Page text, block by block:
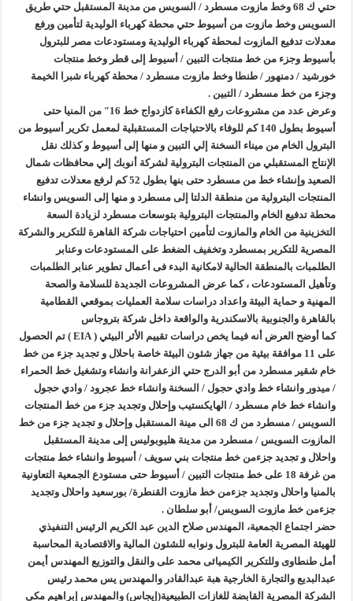
حتي ك 68 وخط مازوت مسطرد / السويس من مدينة المستقبل حتي طريق
السويس وخط مازوت من أسيوط حتي محطة كهرباء الوليدية لتأمين ورفع
معدلات تدفيع المازوت لمحطة كهرباء الوليدية ومستودعات مصر للبترول
بأسيوط وجزء من خط منتجات التبين / أسيوط إلى قطر وخط منتجات
خورشيد / دمنهور / طنطا وخط مازوت مسطرد / محطة كهرباء شبرا الخيمة
وجزء من خط مسطرد / التبين .
وعرض عدد من مشروعات رفع الكفاءة كازدواج خط 16″ من المنيا حتى
أسيوط بطول 140 كم للوفاء بالاحتياجات المستقبلية لمعمل تكرير أسيوط من
البترول الخام من ميناء السخنة إلي التبين و منها إلى أسيوط و كذلك نقل
الإنتاج المستقبلي من المنتجات البترولية لشركة أنوبك إلي محافظات شمال
الصعيد وإنشاء خط من مسطرد حتى بنها بطول 52 كم لرفع معدلات تدفيع
المنتجات البترولية من منطقة الدلتا إلى مسطرد و منها إلى السويس وانشاء
محطة تدفيع الخام والمنتجات البترولية بتوسعات مسطرد لزيادة السعة
التخزينية من الخام والمازوت لتأمين احتياجات شركة القاهرة للتكرير والشركة
المصرية للتكرير بمسطرد وتخفيف الضغط على المستودعات وعنابر
الطلمبات بالمنطقة الحالية لامكانية البدء فى أعمال تطوير عنابر الطلمبات
وتأهيل المستودعات ، كما عرض المشروعات الجديدة للسلامة والصحة
المهنية و حماية البيئة واعداد دراسات سلامة العمليات بموقعي القطامية
بالقاهرة والجنوبية بالاسكندرية والواقعة داخل شركة بتروجاس
كما أوضح العرض أنه فيما يخص دراسات تقييم الأثر البيئي ( EIA ) تم الحصول
على 11 موافقة بيئية من جهاز شئون البيئة خاصة باحلال و تجديد جزء من خط
خام شقير مسطرد من أبو الدرج حتي الزعفرانة وانشاء وتشغيل خط الحمراء
/ ميدور وانشاء خط وادي حجول / السخنة وانشاء خط عجرود / وادي حجول
وانشاء خط خام مسطرد / الهايكستيب وإحلال وتجديد جزء من خط المنتجات
السويس / مسطرد من ك 68 الى مينة المستقبل وإحلال و تجديد جزء من خط
المازوت السويس / مسطرد من مدينة هليوبوليس إلى مدينة المستقبل
واحلال و تجديد جزءمن خط منتجات بني سويف / أسيوط وانشاء خط منتجات
من غرفة 18 على خط منتجات التبين / أسيوط حتى مستودع الجمعية التعاونية
بالمنيا واحلال وتجديد جزءمن خط مازوت القنطرة/ بورسعيد واحلال وتجديد
جزءمن خط مازوت السويس/ أبو سلطان .
حضر اجتماع الجمعية، المهندس صلاح الدين عبد الكريم الرئيس التنفيذي
للهيئة المصرية العامة للبترول ونوابه للشئون المالية والاقتصادية المحاسبة
أمل طنطاوى وللتكرير الكيميائى محمد على والنقل والتوزيع المهندس أيمن
عبدالبديع والتجارة الخارجية هبة عبدالقادر والمهندس يس محمد رئيس
الشركة المصرية القابضة للغازات الطبيعية(إيجاس) والمهندس إبراهيم مكى